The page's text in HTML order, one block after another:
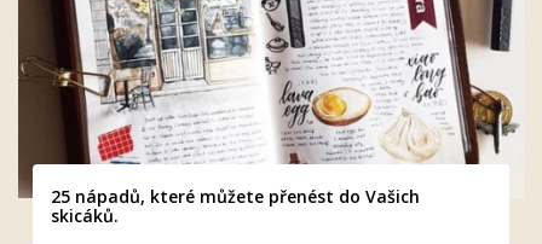
25 nápadů, které můžete přenést do Vašich
skicáků.